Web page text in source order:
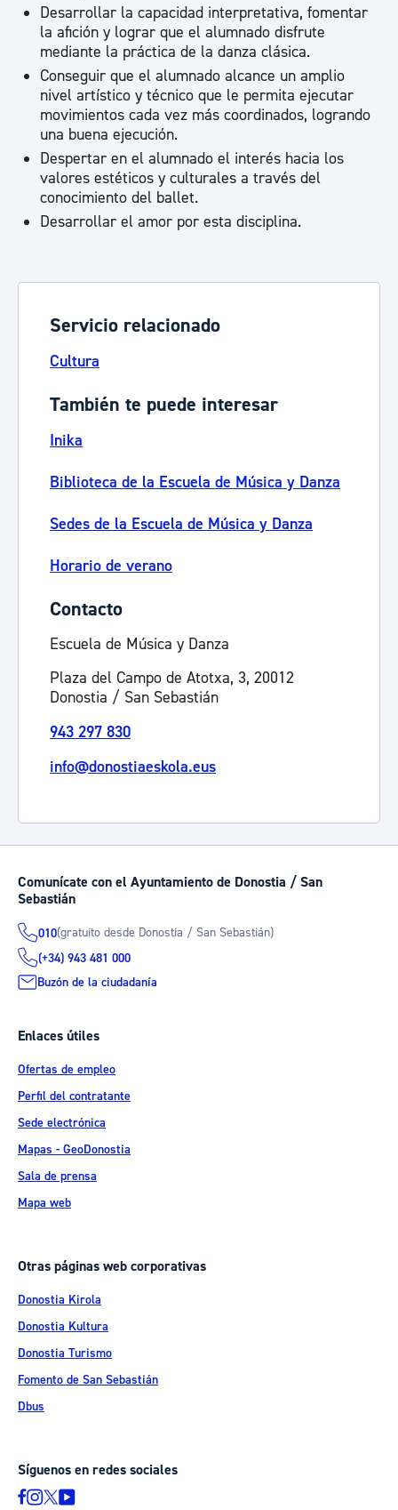
Desarrollar la capacidad interpretativa, fomentar
la afición y lograr que el alumnado disfrute
mediante la práctica de la danza clásica.
Conseguir que el alumnado alcance un amplio
nivel artístico y técnico que le permita ejecutar
movimientos cada vez más coordinados, logrando
una buena ejecución.
Despertar en el alumnado el interés hacia los
valores estéticos y culturales a través del
conocimiento del ballet.
Desarrollar el amor por esta disciplina.
Servicio relacionado
Cultura
También te puede interesar
Inika
Biblioteca de la Escuela de Música y Danza
Sedes de la Escuela de Música y Danza
Horario de verano
Contacto
Escuela de Música y Danza
Plaza del Campo de Atotxa, 3, 20012
Donostia / San Sebastián
943 297 830
info@donostiaeskola.eus
Comunícate con el Ayuntamiento de Donostia / San
Sebastián
010(gratuito desde Donostia / San Sebastián)
(+34) 943 481 000
Buzón de la ciudadanía
Enlaces útiles
Ofertas de empleo
Perfil del contratante
Sede electrónica
Mapas - GeoDonostia
Sala de prensa
Mapa web
Otras páginas web corporativas
Donostia Kirola
Donostia Kultura
Donostia Turismo
Fomento de San Sebastián
Dbus
Síguenos en redes sociales